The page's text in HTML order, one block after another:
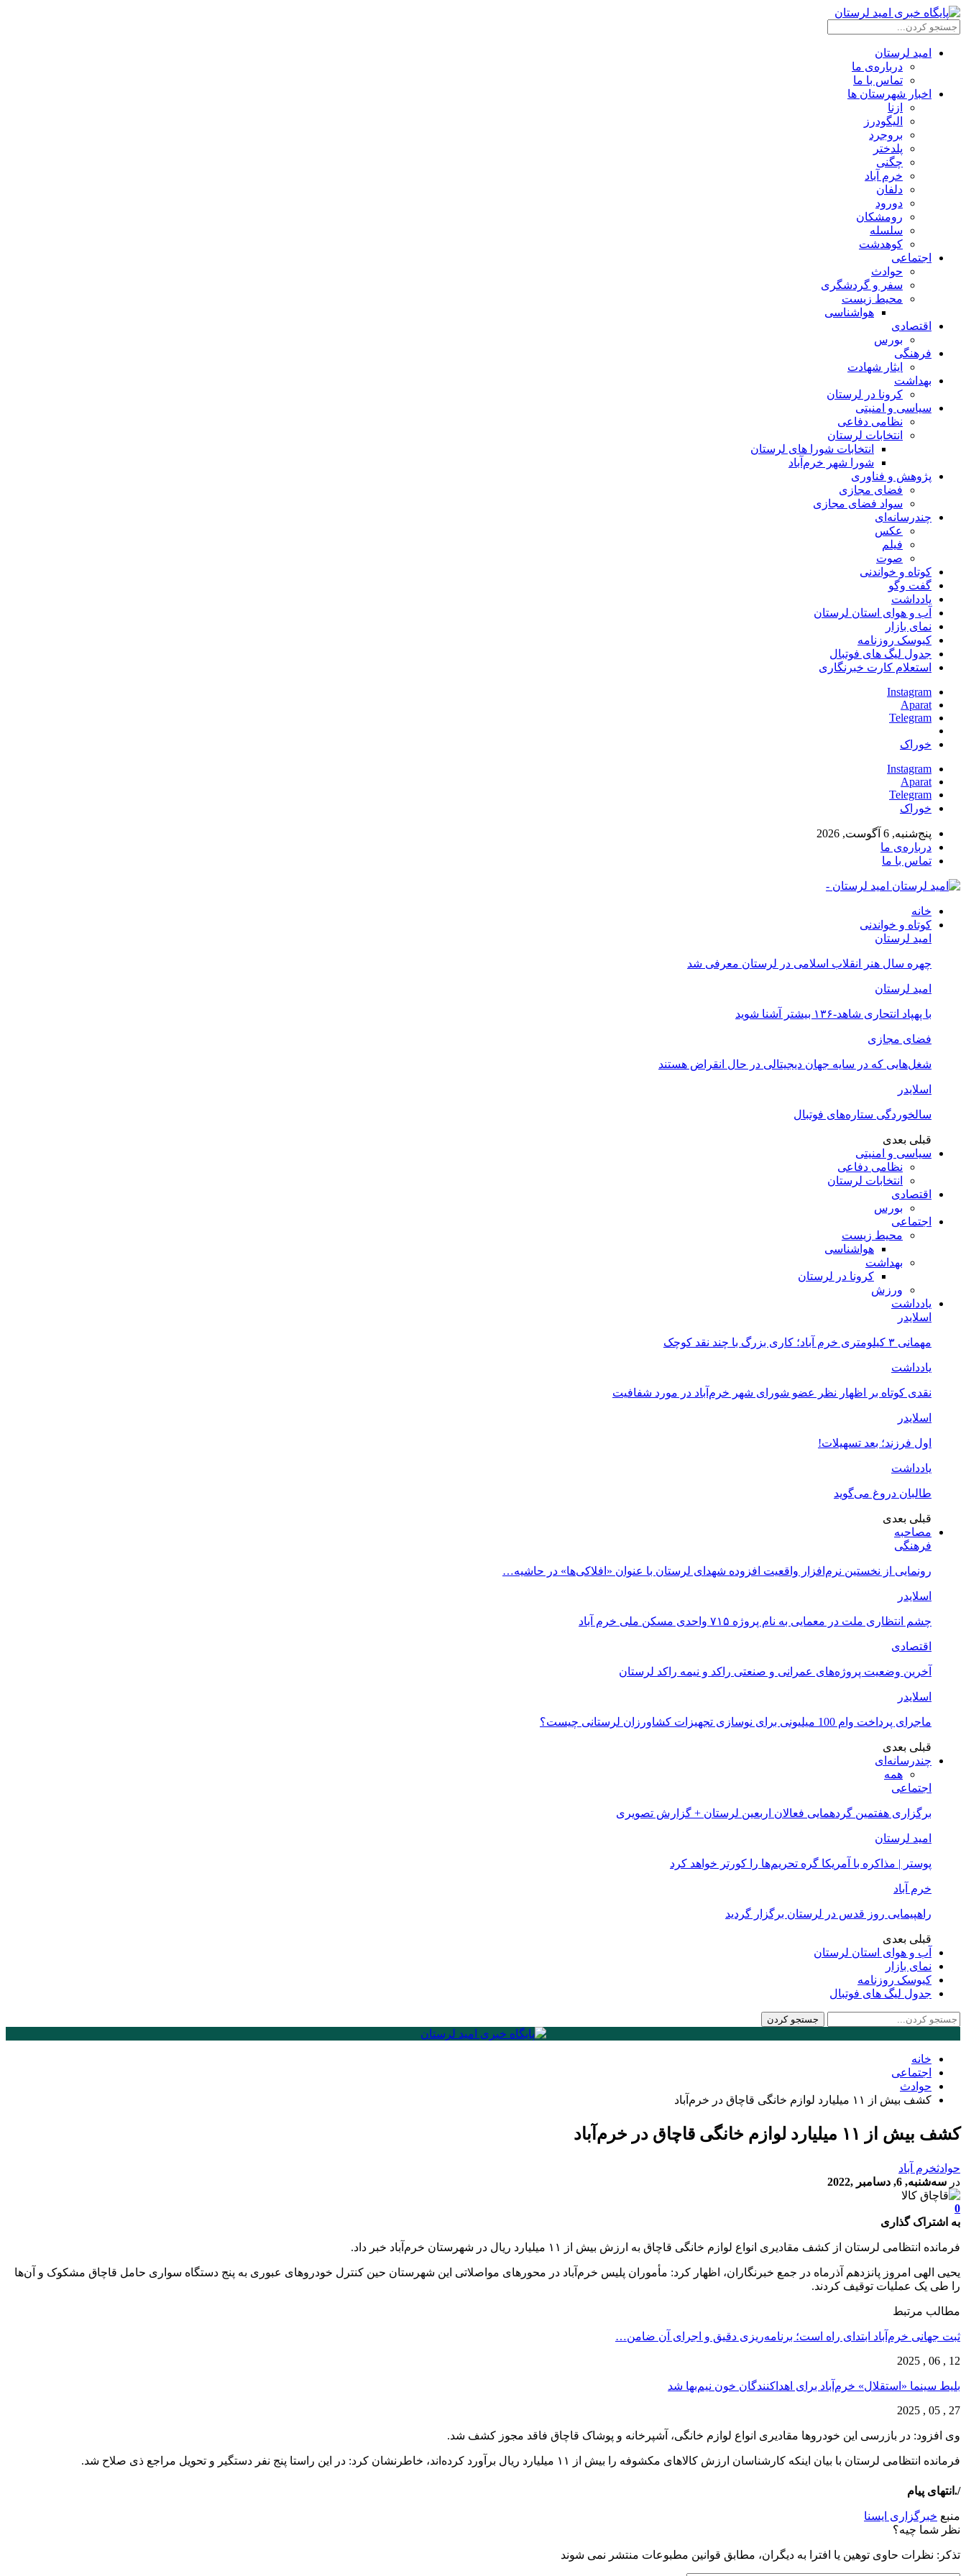
امید لرستان
درباره‌ی ما
تماس با ما
اخبار شهرستان ها
ازنا
الیگودرز
بروجرد
پلدختر
چگنی
خرم آباد
دلفان
دورود
رومشکان
سلسله
کوهدشت
اجتماعی
حوادث
سفر و گردشگری
محیط زیست
هواشناسی
اقتصادی
بورس
فرهنگی
ایثار شهادت
بهداشت
کرونا در لرستان
سیاسی و امنیتی
نظامی دفاعی
انتخابات لرستان
انتخابات شورا های لرستان
شورا شهر خرم‌آباد
پژوهش و فناوری
فضای مجازی
سواد فضای مجازی
چندرسانه‌ای
عكس
فیلم
صوت
کوتاه و خواندنی
گفت وگو
یادداشت
آب و هوای استان لرستان
نمای بازار
کیوسک روزنامه
جدول لیگ های فوتبال
استعلام کارت خبرنگاری
Instagram
Aparat
Telegram
خوراک
Instagram
Aparat
Telegram
خوراک
پنج‌شنبه, 6 آگوست, 2026
درباره‌ی ما
تماس با ما
امید لرستان -
خانه
کوتاه و خواندنی
امید لرستان
چهره سال هنر انقلاب اسلامی در لرستان معرفی شد
امید لرستان
با پهپاد انتحاری شاهد-۱۳۶ بیشتر آشنا شوید
فضای مجازی
شغل‌‌هایی که در سایه جهان دیجیتالی در حال انقراض هستند
اسلایدر
سالخوردگی ستاره‌های فوتبال
قبلی بعدی
سیاسی و امنیتی
نظامی دفاعی
انتخابات لرستان
اقتصادی
بورس
اجتماعی
محیط زیست
هواشناسی
بهداشت
کرونا در لرستان
ورزش
یادداشت
اسلایدر
مهمانی ۳ کیلومتری خرم آباد؛ کاری بزرگ با چند نقد کوچک
یادداشت
نقدی کوتاه بر اظهار نظر عضو شورای شهر خرم‌آباد در مورد شفافیت
اسلایدر
اول فرزند؛ بعد تسهیلات!
یادداشت
طالبان دروغ می‌گوید
قبلی بعدی
مصاحبه
فرهنگی
رونمایی از نخستین نرم‌افزار واقعیت افزوده شهدای لرستان با عنوان «افلاکی‌ها» در حاشیه…
اسلایدر
چشم انتظاری ملت در معمایی به نام پروژه ۷۱۵ واحدی مسکن ملی خرم آباد
اقتصادی
آخرین وضعیت پروژه‌های عمرانی و صنعتی راکد و نیمه راکد لرستان
اسلایدر
ماجرای پرداخت وام 100 میلیونی برای نوسازی تجهیزات کشاورزان لرستانی چیست؟
قبلی بعدی
چندرسانه‌ای
همه
اجتماعی
برگزاری هفتمین گردهمایی فعالان اربعین لرستان + گزارش تصویری
امید لرستان
پوستر | مذاکره با آمریکا گره تحریم‌ها را کورتر خواهد کرد
خرم آباد
راهپیمایی روز قدس در لرستان برگزار گردید
قبلی بعدی
آب و هوای استان لرستان
نمای بازار
کیوسک روزنامه
جدول لیگ های فوتبال
خانه
اجتماعی
حوادث
کشف بیش از ۱۱ میلیارد لوازم خانگی قاچاق در خرم‌آباد
کشف بیش از ۱۱ میلیارد لوازم خانگی قاچاق در خرم‌آباد
حوادثخرم آباد
در سه‌شنبه, 6, دسامبر ,2022
0
به اشتراک گذاری
فرمانده انتظامی لرستان از کشف مقادیری انواع لوازم خانگی قاچاق به ارزش بیش از ۱۱ میلیارد ریال در شهرستان خرم‌آباد خبر داد.
یحیی الهی امروز پانزدهم آذرماه در جمع خبرنگاران، اظهار کرد: مأموران پلیس خرم‌آباد در محورهای مواصلاتی این شهرستان حین کنترل خودروهای عبوری به پنج دستگاه سواری حامل قاچاق مشکوک و آن‌ها
را طی یک عملیات توقیف کردند.
مطالب مرتبط
ثبت جهانی خرم‌‌آباد ابتدای راه است؛ برنامه‌ریزی دقیق و اجرای آن ضامن…
12 , 06 , 2025
بلیط سینما «استقلال» خرم‌آباد برای اهداکنندگان خون نیم‌بها شد
27 , 05 , 2025
وی افزود: در بازرسی این خودروها مقادیری انواع لوازم خانگی، آشپرخانه و پوشاک قاچاق فاقد مجوز کشف شد.
فرمانده انتظامی لرستان با بیان اینکه کارشناسان ارزش کالاهای مکشوفه را بیش از ۱۱ میلیارد ریال برآورد کرده‌اند، خاطرنشان کرد: در این راستا پنج نفر دستگیر و تحویل مراجع ذی صلاح شد.
/.انتهای پیام
منبع خبرگزاری ایسنا
نظر شما چیه؟
تذكر: نظرات حاوی توهين يا افترا به ديگران، مطابق قوانين مطبوعات منتشر نمی شوند